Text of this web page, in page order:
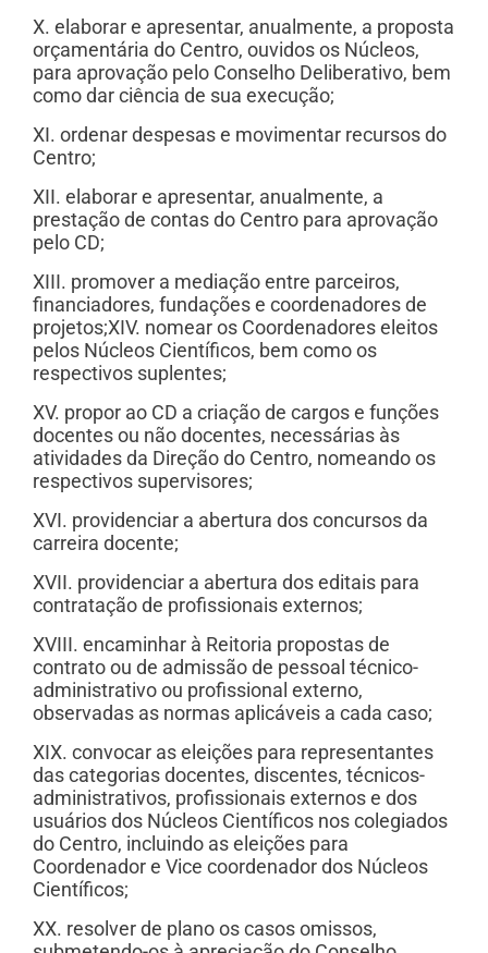
X. elaborar e apresentar, anualmente, a proposta
orçamentária do Centro, ouvidos os Núcleos,
para aprovação pelo Conselho Deliberativo, bem
como dar ciência de sua execução;
XI. ordenar despesas e movimentar recursos do
Centro;
XII. elaborar e apresentar, anualmente, a
prestação de contas do Centro para aprovação
pelo CD;
XIII. promover a mediação entre parceiros,
financiadores, fundações e coordenadores de
projetos;XIV. nomear os Coordenadores eleitos
pelos Núcleos Científicos, bem como os
respectivos suplentes;
XV. propor ao CD a criação de cargos e funções
docentes ou não docentes, necessárias às
atividades da Direção do Centro, nomeando os
respectivos supervisores;
XVI. providenciar a abertura dos concursos da
carreira docente;
XVII. providenciar a abertura dos editais para
contratação de profissionais externos;
XVIII. encaminhar à Reitoria propostas de
contrato ou de admissão de pessoal técnico-
administrativo ou profissional externo,
observadas as normas aplicáveis a cada caso;
XIX. convocar as eleições para representantes
das categorias docentes, discentes, técnicos-
administrativos, profissionais externos e dos
usuários dos Núcleos Científicos nos colegiados
do Centro, incluindo as eleições para
Coordenador e Vice coordenador dos Núcleos
Científicos;
XX. resolver de plano os casos omissos,